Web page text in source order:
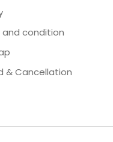
and condition
& Cancellation